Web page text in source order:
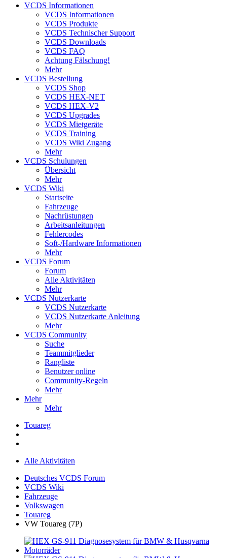
VCDS Informationen
VCDS Informationen
VCDS Produkte
VCDS Technischer Support
VCDS Downloads
VCDS FAQ
Achtung Fälschung!
Mehr
VCDS Bestellung
VCDS Shop
VCDS HEX-NET
VCDS HEX-V2
VCDS Upgrades
VCDS Mietgeräte
VCDS Training
VCDS Wiki Zugang
Mehr
VCDS Schulungen
Übersicht
Mehr
VCDS Wiki
Startseite
Fahrzeuge
Nachrüstungen
Arbeitsanleitungen
Fehlercodes
Soft-/Hardware Informationen
Mehr
VCDS Forum
Forum
Alle Aktivitäten
Mehr
VCDS Nutzerkarte
VCDS Nutzerkarte
VCDS Nutzerkarte Anleitung
Mehr
VCDS Community
Suche
Teammitglieder
Rangliste
Benutzer online
Community-Regeln
Mehr
Mehr
Mehr
Touareg
Alle Aktivitäten
Deutsches VCDS Forum
VCDS Wiki
Fahrzeuge
Volkswagen
Touareg
VW Touareg (7P)